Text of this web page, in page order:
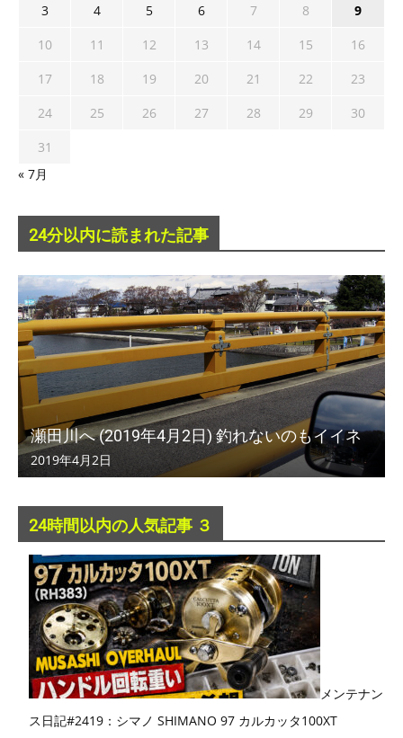
3
4 5 6 7 8
9
10
11 12 13 14 15
16
17
18 19 20 21 22
23
24
25 26 27 28 29
30
31
« 7月
24分以内に読まれた記事
瀬田川へ (2019年4月2日) 釣れないのもイイネ
2019年4月2日
24時間以内の人気記事 ３
メンテナン
ス日記#2419：シマノ SHIMANO 97 カルカッタ100XT